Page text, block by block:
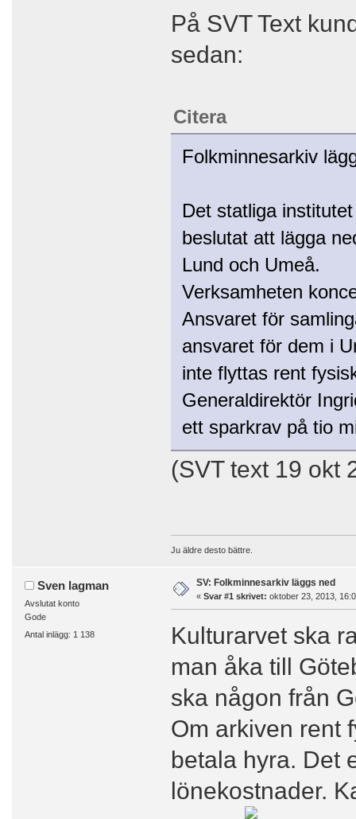
På SVT Text
sedan:
Citera
Folkminnesarkiv
Det statliga
beslutat att lägga
Lund och Umeå.
Verksamheten
Ansvaret för
ansvaret för dem i
inte flyttas rent
Generaldirektör
ett sparkrav på tio
(SVT text 19 okt
Ju äldre desto bättre.
Sven lagman
Avslutat konto
Gode
Antal inlägg: 1 138
SV: Folkminnesarkiv läggs ned
« Svar #1 skrivet: oktober 23, 2013,
Kulturarvet ska
man åka till
ska någon från
Om arkiven rent
betala hyra. Det
lönekostnader.